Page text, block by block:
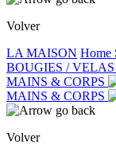
Volver
LA MAISON Home
BOUGIES / VELAS
MAINS & CORPS
MAINS & CORPS
Volver